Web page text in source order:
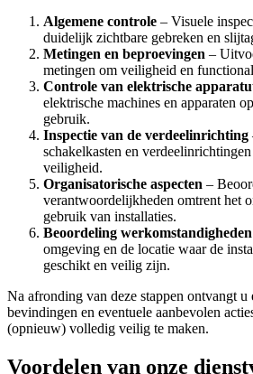
Algemene controle – Visuele
duidelijk zichtbare gebreken en
Metingen en beproevingen –
metingen om veiligheid en
Controle van elektrische
elektrische machines en apparaten
gebruik.
Inspectie van de verdeelinrichting
schakelkasten en
veiligheid.
Organisatorische aspecten –
verantwoordelijkheden omtrent het
gebruik van installaties.
Beoordeling werkomstandigheden
omgeving en de locatie waar de
geschikt en veilig zijn.
Na afronding van deze stappen ontvangt u
bevindingen en eventuele aanbevolen
(opnieuw) volledig veilig te maken.
Voordelen van onze